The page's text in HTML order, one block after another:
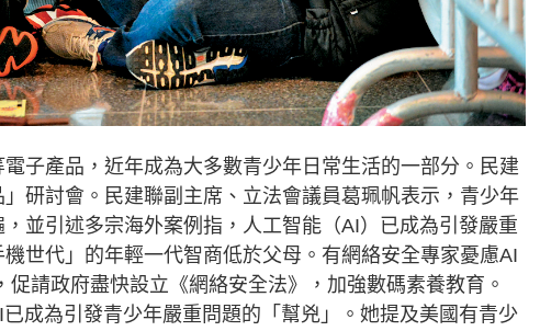
產品，近年成為大多數青少年日常生活的一部分。民建
研討會。民建聯副主席、立法會議員葛珮帆表示，青少年
並引述多宗海外案例指，人工智能（AI）已成為引發嚴重
世代」的年輕一代智商低於父母。有網絡安全專家憂慮AI
請政府盡快設立《網絡安全法》，加強數碼素養教育。
為引發青少年嚴重問題的「幫兇」。她提及美國有青少